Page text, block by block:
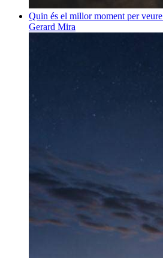
Quin és el millor moment per
Gerard Mira